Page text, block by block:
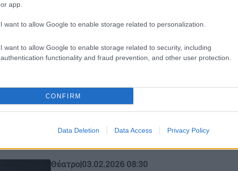
or app.
I want to allow Google to enable storage related to personalization.
I want to allow Google to enable storage related to security, including
authentication functionality and fraud prevention, and other user protection.
CONFIRM
Data Deletion Data Access Privacy Policy
Θέατρο|11.05.2026 16:10
Ζέτα Μακρυπούλια: Ετοιμάζεται
Επίδαυρο
Η επίσημη ανακοίνωση από την
παραγωγή της παράστασης
Θέατρο|03.02.2026 08:30